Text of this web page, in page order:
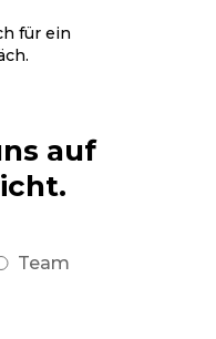
für ein
auf
Team